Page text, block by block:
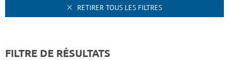
RETIRER TOUS LES FILTRES
FILTRE DE RÉSULTATS